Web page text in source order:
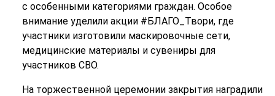
с особенными категориями граждан. Особое
внимание уделили акции #БЛАГО_Твори, где
участники изготовили маскировочные сети,
медицинские материалы и сувениры для
участников СВО.
На торжественной церемонии закрытия наградили